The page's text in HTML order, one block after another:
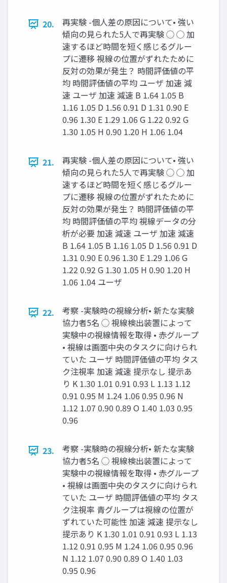
20.
再実験 -個人差の原因について• 強い
傾向の見られた5人で再実験 ◯ ◯ 加
速するほど時間を短く感じるグルー
プに遷移 視線の位置がずれたために
反対の効果が発生？ 時間評価値の平
均 時間評価値の平均 ユーザ 加速 減
速 ユーザ 加速 減速 B 1.64 1.05 B
1.16 1.05 D 1.56 0.91 D 1.31 0.90 E
0.96 1.30 E 1.29 1.06 G 1.22 0.92 G
1.30 1.05 H 0.90 1.20 H 1.06 1.04
21.
再実験 -個人差の原因について• 強い
傾向の見られた5人で再実験 ◯ ◯ 加
速するほど時間を短く感じるグルー
プに遷移 視線の位置がずれたために
反対の効果が発生？ 時間評価値の平
均 時間評価値の平均 視線データの分
析が必要 加速 減速 ユーザ 加速 減速
B 1.64 1.05 B 1.16 1.05 D 1.56 0.91 D
1.31 0.90 E 0.96 1.30 E 1.29 1.06 G
1.22 0.92 G 1.30 1.05 H 0.90 1.20 H
1.06 1.04 ユーザ
22.
考察 -実験時の視線分析• 新たな実験
協力者5名 ◯ 視線検出装置によって
実験中の視線情報を取得 • 赤グループ
• 視線は画面中央のタスクに向けられ
ていた ユーザ 時間評価値の平均 タス
ク注視率 加速 減速 提示なし 提示あ
り K 1.30 1.01 0.91 0.93 L 1.13 1.12
0.91 0.95 M 1.24 1.06 0.95 0.96 N
1.12 1.07 0.90 0.89 O 1.40 1.03 0.95
0.96
23.
考察 -実験時の視線分析• 新たな実験
協力者5名 ◯ 視線検出装置によって
実験中の視線情報を取得 • 赤グループ
• 視線は画面中央のタスクに向けられ
ていた ユーザ 時間評価値の平均 タス
ク注視率 青グループは視線の位置が
ずれていた可能性 加速 減速 提示なし
提示あり K 1.30 1.01 0.91 0.93 L 1.13
1.12 0.91 0.95 M 1.24 1.06 0.95 0.96
N 1.12 1.07 0.90 0.89 O 1.40 1.03
0.95 0.96